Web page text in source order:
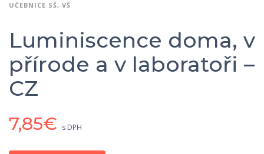
UČEBNICE SŠ, VŠ
Luminiscence doma, v
přírode a v laboratoři –
CZ
7,85€ s DPH